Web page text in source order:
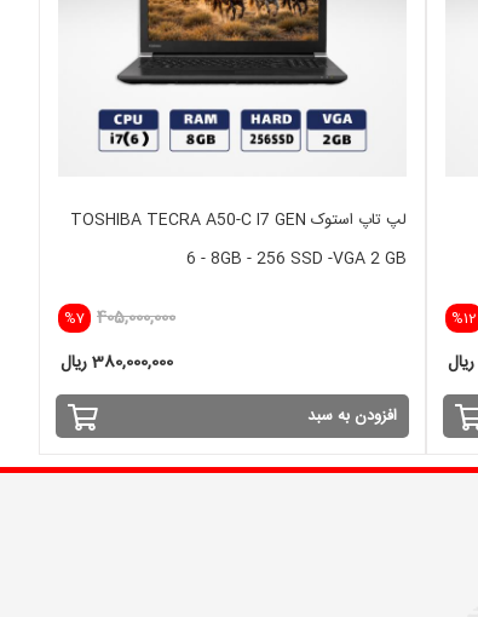
%12
لپ تاپ استوک TOSHIBA TECRA A50-C I7 GEN
6 - 8GB - 256 SSD -VGA 2 GB
%7 405,000,000
380,000,000 ریال
افزودن به سبد